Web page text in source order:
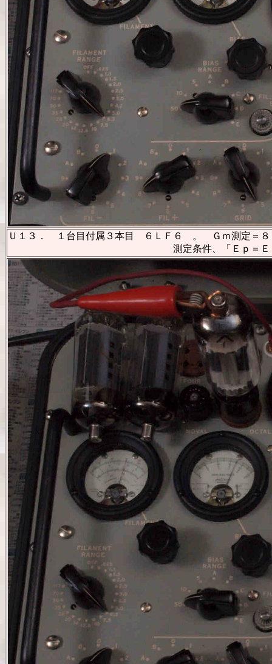
Ｕ１３． １台目付属３本目 ６ＬＦ６ 。 Ｇｍ測定＝８
測定条件、「Ｅｐ＝Ｅｓｇ＝１６０Ｖ、Ｅ